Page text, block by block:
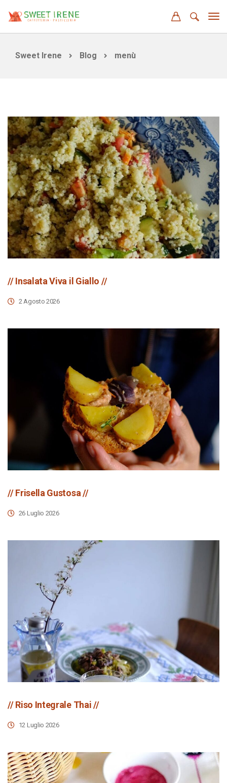
Sweet Irene Blog menù
// Insalata Viva il Giallo //
2 Agosto 2026
// Frisella Gustosa //
26 Luglio 2026
// Riso Integrale Thai //
12 Luglio 2026